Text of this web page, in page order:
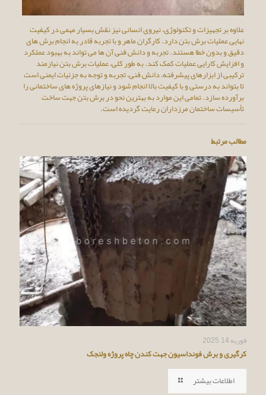
علاوه بر تجهیزات و تکنولوژی، نیروی انسانی نیز نقش بسیار مهمی در کیفیت
نهایی عملیات برش بتن دارد. کارگران ماهر و با تجربه قادر به انجام برش های
دقیق و بدون خطا هستند. تجربه و دانش فنی آن ها می تواند به بهبود عملکرد
و افزایش کارایی عملیات کمک کند. به طور کلی، عملیات برش بتن نیازمند
ترکیبی از ابزارهای پیشرفته، دانش فنی، تجربه و توجه به جزئیات ایمنی است
تا بتواند به درستی و با کیفیت بالا انجام شود و نیازهای پروژه های ساختمانی را
برآورده سازد. تمامی این موارد به بهترین نحو در برش بتن جهت ساخت
تأسیسات ساختمان مرزداران رعایت گردیده است.
مطالب مرتبط
فوریه 14, 2025
کرگیری و برش فونداسیون جهت کندن چاه پروژه ولنجک
اطلاعات بیشتر